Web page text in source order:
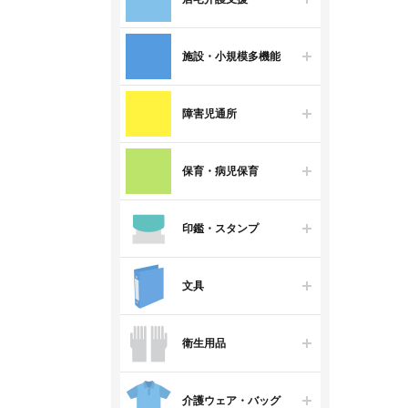
施設・小規模多機能
障害児通所
保育・病児保育
印鑑・スタンプ
文具
衛生用品
介護ウェア・バッグ